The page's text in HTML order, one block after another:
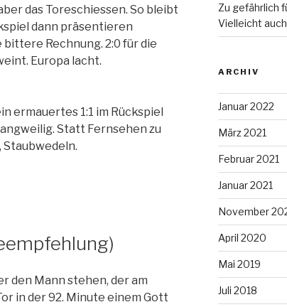
das Toreschiessen. So bleibt
dann präsentieren
Rechnung. 2:0 für die
Europa lacht.
ermauertes 1:1 im Rückspiel
Statt Fernsehen zu
den Mann stehen, der am
in der 92. Minute einem Gott
Zu gefährlich
Vielleicht
ARCHIV
Januar 2022
März 2021
Februar 2021
Januar 2021
November
April 2020
Mai 2019
Juli 2018